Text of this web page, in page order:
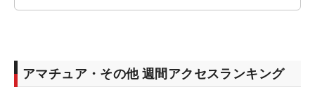
アマチュア・その他 週間アクセスランキング